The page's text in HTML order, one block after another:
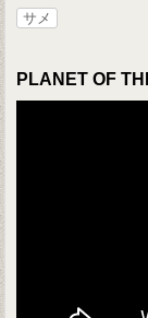
サメ
PLANET OF